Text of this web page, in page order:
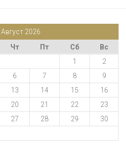
Август 2026
Чт Пт Сб
Вс
1
2
6 7 8
9
13 14 15
16
20 21 22
23
27 28 29
30